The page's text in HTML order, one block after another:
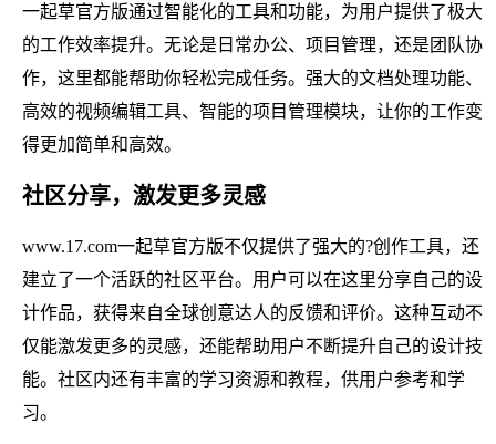
一起草官方版通过智能化的工具和功能，为用户提供了极大
的工作效率提升。无论是日常办公、项目管理，还是团队协
作，这里都能帮助你轻松完成任务。强大的文档处理功能、
高效的视频编辑工具、智能的项目管理模块，让你的工作变
得更加简单和高效。
社区分享，激发更多灵感
www.17.com一起草官方版不仅提供了强大的?创作工具，还
建立了一个活跃的社区平台。用户可以在这里分享自己的设
计作品，获得来自全球创意达人的反馈和评价。这种互动不
仅能激发更多的灵感，还能帮助用户不断提升自己的设计技
能。社区内还有丰富的学习资源和教程，供用户参考和学
习。